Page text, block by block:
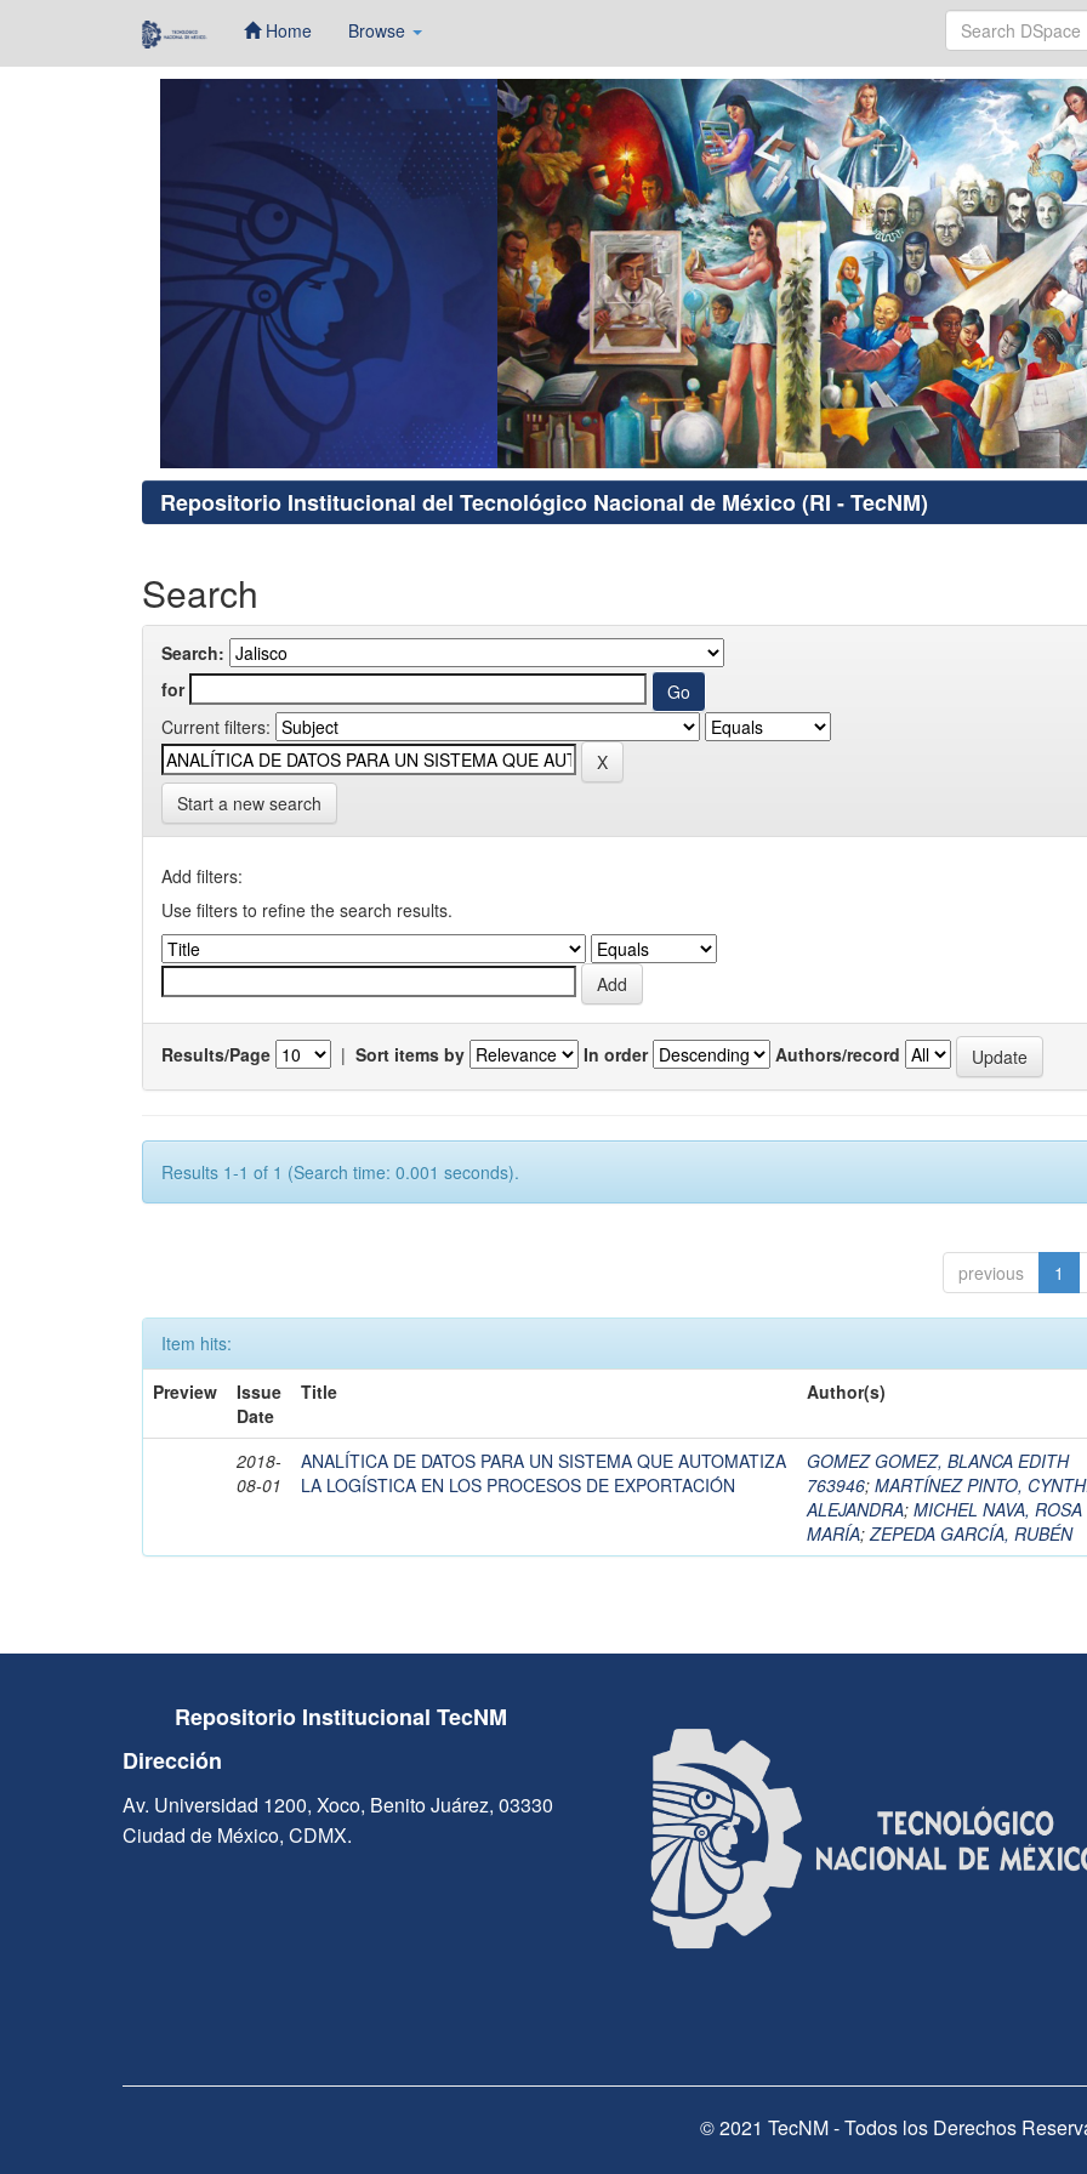
Home Browse
Repositorio Institucional del Tecnológico Nacional de México (RI - TecNM)
Search
Search:
for
Current filters:
Start a new search
Add filters:
Use filters to refine the search results.
Results/Page | Sort items by In order Authors/record
Results 1-1 of 1 (Search time: 0.001 seconds).
previous 1
Item hits:
Preview
Issue
Date
Title Author(s)
2018-
08-01
ANALÍTICA DE DATOS PARA UN SISTEMA QUE AUTOMATIZA
LA LOGÍSTICA EN LOS PROCESOS DE EXPORTACIÓN
GOMEZ GOMEZ, BLANCA EDITH
763946; MARTÍNEZ PINTO,
ALEJANDRA; MICHEL NAVA, ROSA
MARÍA;ZEPEDA GARCÍA, RUBÉN
Repositorio Institucional TecNM
Dirección
Av. Universidad 1200, Xoco, Benito Juárez, 03330
Ciudad de México, CDMX.
© 2021 TecNM - Todos los Derechos